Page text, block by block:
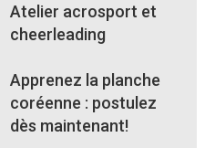
Atelier acrosport et
cheerleading
Apprenez la planche
coréenne : postulez
dès maintenant!